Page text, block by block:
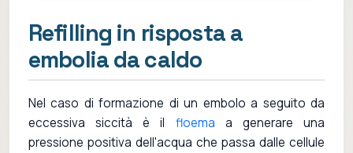
Refilling in risposta a
embolia da caldo
Nel caso di formazione di un embolo a seguito da
eccessiva siccità è il floema a generare una
pressione positiva dell'acqua che passa dalle cellule